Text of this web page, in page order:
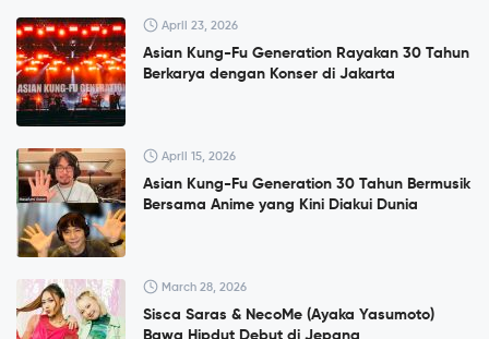
April 23, 2026
Asian Kung-Fu Generation Rayakan 30 Tahun
Berkarya dengan Konser di Jakarta
April 15, 2026
Asian Kung-Fu Generation 30 Tahun Bermusik
Bersama Anime yang Kini Diakui Dunia
March 28, 2026
Sisca Saras & NecoMe (Ayaka Yasumoto)
Bawa Hipdut Debut di Jepang